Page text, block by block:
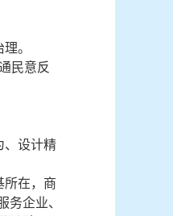
。
民意反
、设计精
所在，商
企业、